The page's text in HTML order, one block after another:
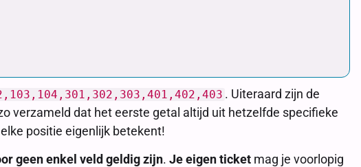
. Uiteraard zijn de
verzameld dat het eerste getal altijd uit hetzelfde specifieke
positie eigenlijk betekent!
geen enkel veld geldig zijn. Je eigen ticket mag je voorlopig